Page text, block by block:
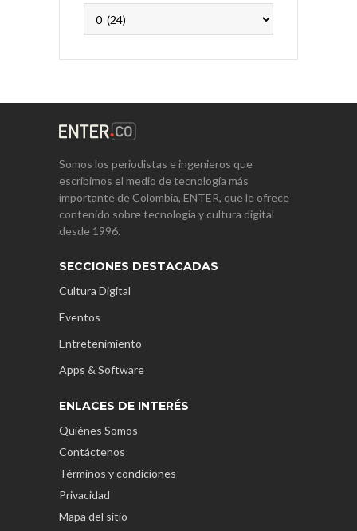
Somos los periodistas e ingenieros que
escribimos el medio de tecnología más
importante de Colombia, ENTER, que le ofrece
contenido sobre tecnología y cultura digital
desde 1996.
SECCIONES DESTACADAS
Cultura Digital
Eventos
Entretenimiento
Apps & Software
ENLACES DE INTERÉS
Quiénes Somos
Contáctenos
Términos y condiciones
Privacidad
Mapa del sitio